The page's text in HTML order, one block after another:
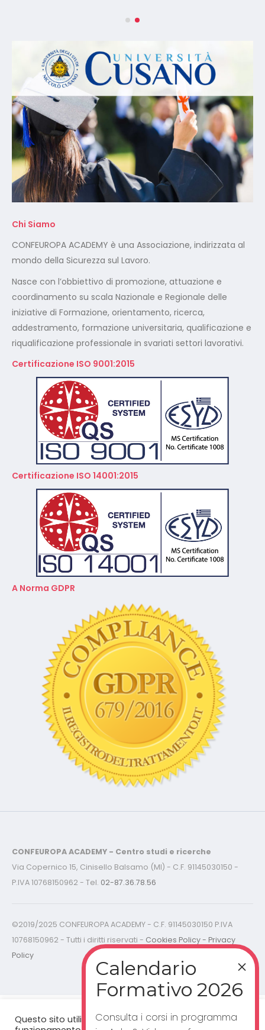
Chi Siamo
CONFEUROPA ACADEMY è una Associazione, indirizzata al
mondo della Sicurezza sul Lavoro.
Nasce con l’obbiettivo di promozione, attuazione e
coordinamento su scala Nazionale e Regionale delle
iniziative di Formazione, orientamento, ricerca,
addestramento, formazione universitaria, qualificazione e
riqualificazione professionale in svariati settori lavorativi.
Certificazione ISO 9001:2015
Certificazione ISO 14001:2015
A Norma GDPR
CONFEUROPA ACADEMY - Centro studi e ricerche
Via Copernico 15, Cinisello Balsamo (MI) - C.F. 91145030150 -
P.IVA 10768150962 - Tel. 02-87.36.78.56
©2019/2025 CONFEUROPA ACADEMY - C.F. 91145030150 P.IVA
10768150962 - Tutti i diritti riservati - Cookies Policy - Privacy
Policy
Questo sito utilizza cookie per un corretto
Consulta i corsi in programma